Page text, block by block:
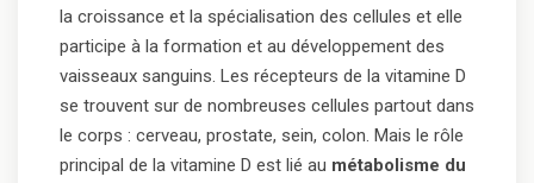
la croissance et la spécialisation des cellules et elle
participe à la formation et au développement des
vaisseaux sanguins. Les récepteurs de la vitamine D
se trouvent sur de nombreuses cellules partout dans
le corps : cerveau, prostate, sein, colon. Mais le rôle
principal de la vitamine D est lié au métabolisme du